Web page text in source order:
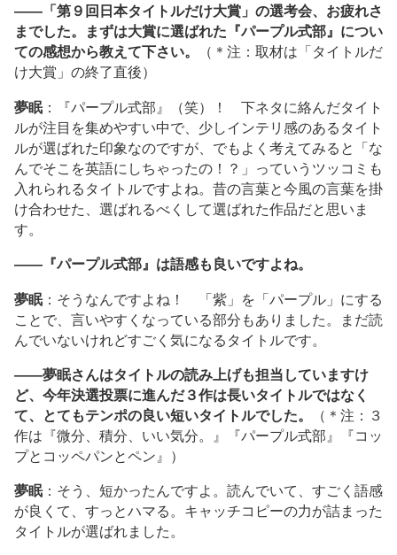
――「第９回日本タイトルだけ大賞」の選考会、お疲れさ
までした。まずは大賞に選ばれた『パープル式部』につい
ての感想から教えて下さい。
（＊注：取材は「タイトルだ
け大賞」の終了直後）
夢眠：『パープル式部』（笑）！ 下ネタに絡んだタイト
ルが注目を集めやすい中で、少しインテリ感のあるタイト
ルが選ばれた印象なのですが、でもよく考えてみると「な
んでそこを英語にしちゃったの！？」っていうツッコミも
入れられるタイトルですよね。昔の言葉と今風の言葉を掛
け合わせた、選ばれるべくして選ばれた作品だと思いま
す。
――『パープル式部』は語感も良いですよね。
夢眠：そうなんですよね！ 「紫」を「パープル」にする
ことで、言いやすくなっている部分もありました。まだ読
んでいないけれどすごく気になるタイトルです。
――夢眠さんはタイトルの読み上げも担当していますけ
ど、今年決選投票に進んだ３作は長いタイトルではなく
て、とてもテンポの良い短いタイトルでした。
（＊注：３
作は『微分、積分、いい気分。』『パープル式部』『コッ
プとコッペパンとペン』）
夢眠：そう、短かったんですよ。読んでいて、すごく語感
が良くて、すっとハマる。キャッチコピーの力が詰まった
タイトルが選ばれました。